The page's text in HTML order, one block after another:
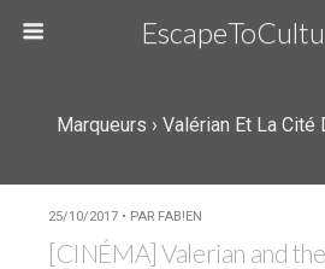
Marqueurs › Valérian Et La
25/10/2017 • PAR FAB!EN
[CINÉMA] Valerian and